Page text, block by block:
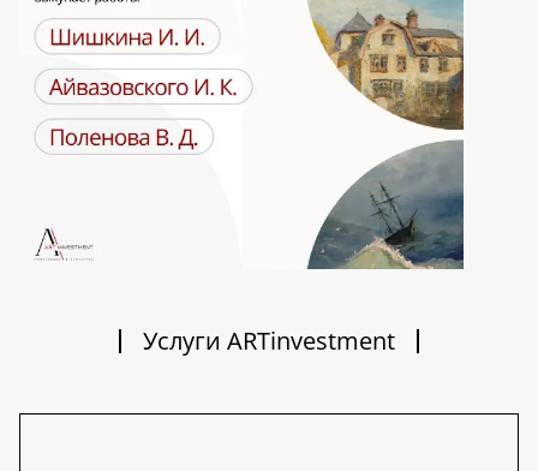
Услуги ARTinvestment